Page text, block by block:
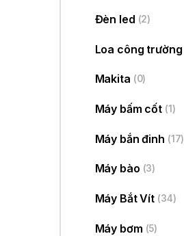
Đèn led (2)
Loa công trường
Makita (0)
Máy bấm cốt (1)
Máy bắn đinh (17)
Máy bào (3)
Máy Bắt Vít (34)
Máy bơm (5)